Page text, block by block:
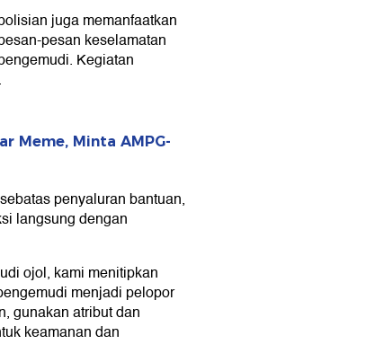
juga memanfaatkan
pesan keselamatan
Kegiatan
Meme, Minta AMPG-
penyaluran bantuan,
langsung dengan
ojol, kami menitipkan
menjadi pelopor
gunakan atribut dan
keamanan dan